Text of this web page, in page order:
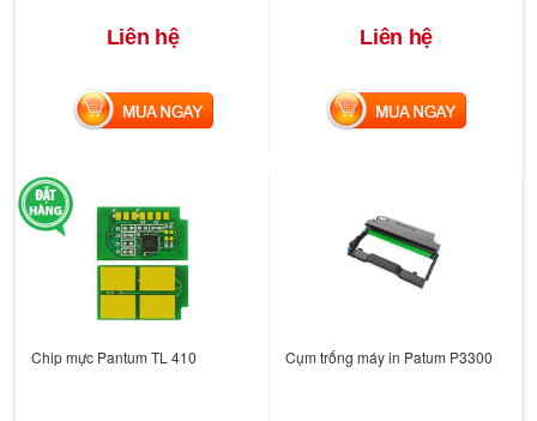
Liên hệ
MUA NGAY
Liên hệ
MUA NGAY
Chip mực Pantum TL 410 Cụm trống máy in Patum P3300